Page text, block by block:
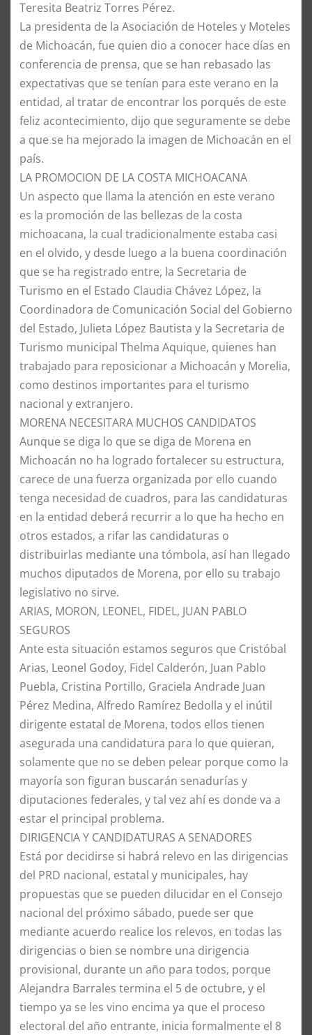
Teresita Beatriz Torres Pérez.
La presidenta de la Asociación de Hoteles y Moteles
de Michoacán, fue quien dio a conocer hace días en
conferencia de prensa, que se han rebasado las
expectativas que se tenían para este verano en la
entidad, al tratar de encontrar los porqués de este
feliz acontecimiento, dijo que seguramente se debe
a que se ha mejorado la imagen de Michoacán en el
país.
LA PROMOCION DE LA COSTA MICHOACANA
Un aspecto que llama la atención en este verano
es la promoción de las bellezas de la costa
michoacana, la cual tradicionalmente estaba casi
en el olvido, y desde luego a la buena coordinación
que se ha registrado entre, la Secretaria de
Turismo en el Estado Claudia Chávez López, la
Coordinadora de Comunicación Social del Gobierno
del Estado, Julieta López Bautista y la Secretaria de
Turismo municipal Thelma Aquique, quienes han
trabajado para reposicionar a Michoacán y Morelia,
como destinos importantes para el turismo
nacional y extranjero.
​MORENA NECESITARA MUCHOS CANDIDATOS
​Aunque se diga lo que se diga de Morena en
Michoacán no ha logrado fortalecer su estructura,
carece de una fuerza organizada por ello cuando
tenga necesidad de cuadros, para las candidaturas
en la entidad deberá recurrir a lo que ha hecho en
otros estados, a rifar las candidaturas o
distribuirlas mediante una tómbola, así han llegado
muchos diputados de Morena, por ello su trabajo
legislativo no sirve.
​ARIAS, MORON, LEONEL, FIDEL, JUAN PABLO
SEGUROS
​Ante esta situación estamos seguros que Cristóbal
Arias, Leonel Godoy, Fidel Calderón, Juan Pablo
Puebla, Cristina Portillo, Graciela Andrade Juan
Pérez Medina, Alfredo Ramírez Bedolla y el inútil
dirigente estatal de Morena, todos ellos tienen
asegurada una candidatura para lo que quieran,
solamente que no se deben pelear porque como la
mayoría son figuran buscarán senadurías y
diputaciones federales, y tal vez ahí es donde va a
estar el principal problema.
​DIRIGENCIA Y CANDIDATURAS A SENADORES
​Está por decidirse si habrá relevo en las dirigencias
del PRD nacional, estatal y municipales, hay
propuestas que se pueden dilucidar en el Consejo
nacional del próximo sábado, puede ser que
mediante acuerdo realice los relevos, en todas las
dirigencias o bien se nombre una dirigencia
provisional, durante un año para todos, porque
Alejandra Barrales termina el 5 de octubre, y el
tiempo ya se les vino encima ya que el proceso
electoral del año entrante, inicia formalmente el 8